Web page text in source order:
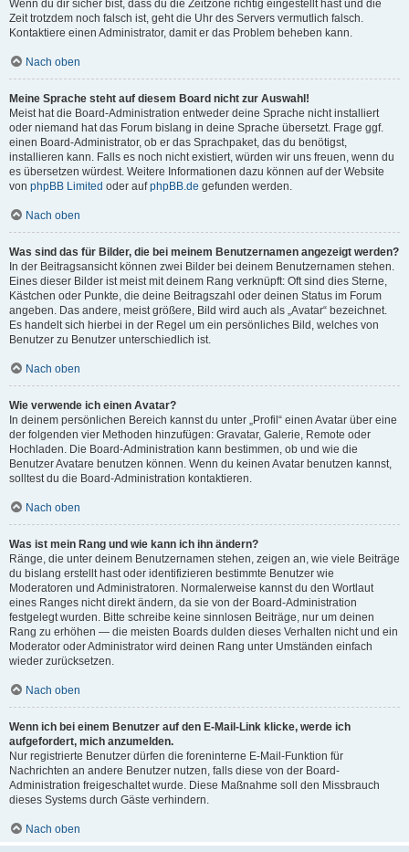
Wenn du dir sicher bist, dass du die Zeitzone richtig eingestellt hast und die
Zeit trotzdem noch falsch ist, geht die Uhr des Servers vermutlich falsch.
Kontaktiere einen Administrator, damit er das Problem beheben kann.
Nach oben
Meine Sprache steht auf diesem Board nicht zur Auswahl!
Meist hat die Board-Administration entweder deine Sprache nicht installiert
oder niemand hat das Forum bislang in deine Sprache übersetzt. Frage ggf.
einen Board-Administrator, ob er das Sprachpaket, das du benötigst,
installieren kann. Falls es noch nicht existiert, würden wir uns freuen, wenn du
es übersetzen würdest. Weitere Informationen dazu können auf der Website
von phpBB Limited oder aufphpBB.de gefunden werden.
Nach oben
Was sind das für Bilder, die bei meinem Benutzernamen angezeigt werden?
In der Beitragsansicht können zwei Bilder bei deinem Benutzernamen stehen.
Eines dieser Bilder ist meist mit deinem Rang verknüpft: Oft sind dies Sterne,
Kästchen oder Punkte, die deine Beitragszahl oder deinen Status im Forum
angeben. Das andere, meist größere, Bild wird auch als „Avatar“ bezeichnet.
Es handelt sich hierbei in der Regel um ein persönliches Bild, welches von
Benutzer zu Benutzer unterschiedlich ist.
Nach oben
Wie verwende ich einen Avatar?
In deinem persönlichen Bereich kannst du unter „Profil“ einen Avatar über eine
der folgenden vier Methoden hinzufügen: Gravatar, Galerie, Remote oder
Hochladen. Die Board-Administration kann bestimmen, ob und wie die
Benutzer Avatare benutzen können. Wenn du keinen Avatar benutzen kannst,
solltest du die Board-Administration kontaktieren.
Nach oben
Was ist mein Rang und wie kann ich ihn ändern?
Ränge, die unter deinem Benutzernamen stehen, zeigen an, wie viele Beiträge
du bislang erstellt hast oder identifizieren bestimmte Benutzer wie
Moderatoren und Administratoren. Normalerweise kannst du den Wortlaut
eines Ranges nicht direkt ändern, da sie von der Board-Administration
festgelegt wurden. Bitte schreibe keine sinnlosen Beiträge, nur um deinen
Rang zu erhöhen — die meisten Boards dulden dieses Verhalten nicht und ein
Moderator oder Administrator wird deinen Rang unter Umständen einfach
wieder zurücksetzen.
Nach oben
Wenn ich bei einem Benutzer auf den E-Mail-Link klicke, werde ich
aufgefordert, mich anzumelden.
Nur registrierte Benutzer dürfen die foreninterne E-Mail-Funktion für
Nachrichten an andere Benutzer nutzen, falls diese von der Board-
Administration freigeschaltet wurde. Diese Maßnahme soll den Missbrauch
dieses Systems durch Gäste verhindern.
Nach oben